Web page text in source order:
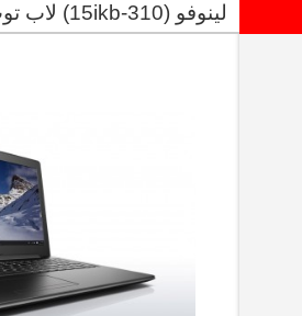
لينوفو (310-15ikb) لاب توب مقاس 15.6 بوصة و ذو لون أسود